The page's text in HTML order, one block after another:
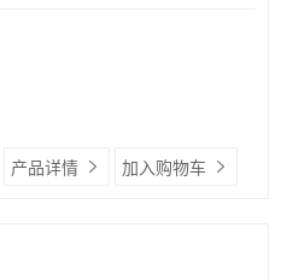
产品详情 加入购物车